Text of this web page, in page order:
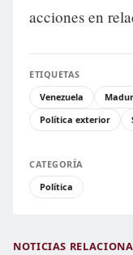
acciones en
ETIQUETAS
Venezuela
Política exterior
CATEGORÍA
Política
NOTICIAS